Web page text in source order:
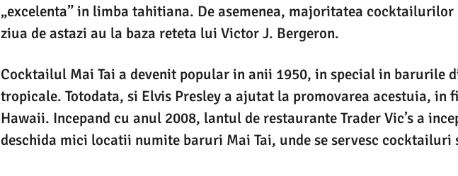
„excelenta” in limba tahitiana. De asemenea, majoritatea
ziua de astazi au la baza reteta lui Victor J. Bergeron.
Cocktailul Mai Tai a devenit popular in anii 1950, in special in barurile
tropicale. Totodata, si Elvis Presley a ajutat la promovarea acestuia, in
Hawaii. Incepand cu anul 2008, lantul de restaurante Trader Vic’s a
deschida mici locatii numite baruri Mai Tai, unde se servesc cocktailuri